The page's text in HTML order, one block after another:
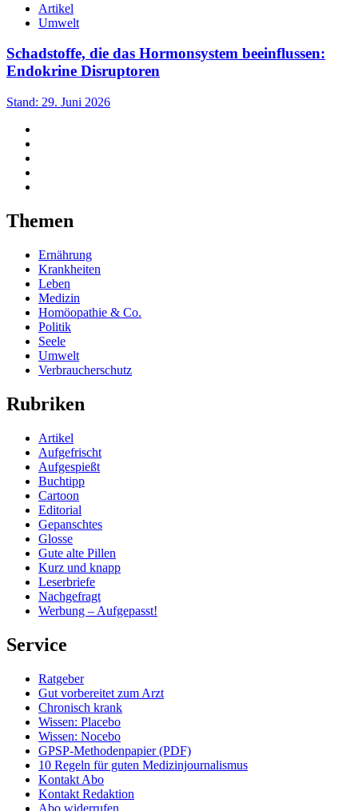
Artikel
Umwelt
Schadstoffe, die das Hormonsystem beeinflussen:
Endokrine Disruptoren
Stand: 29. Juni 2026
Themen
Ernährung
Krankheiten
Leben
Medizin
Homöopathie & Co.
Politik
Seele
Umwelt
Verbraucherschutz
Rubriken
Artikel
Aufgefrischt
Aufgespießt
Buchtipp
Cartoon
Editorial
Gepanschtes
Glosse
Gute alte Pillen
Kurz und knapp
Leserbriefe
Nachgefragt
Werbung – Aufgepasst!
Service
Ratgeber
Gut vorbereitet zum Arzt
Chronisch krank
Wissen: Placebo
Wissen: Nocebo
GPSP-Methodenpapier (PDF)
10 Regeln für guten Medizinjournalismus
Kontakt Abo
Kontakt Redaktion
Abo widerrufen